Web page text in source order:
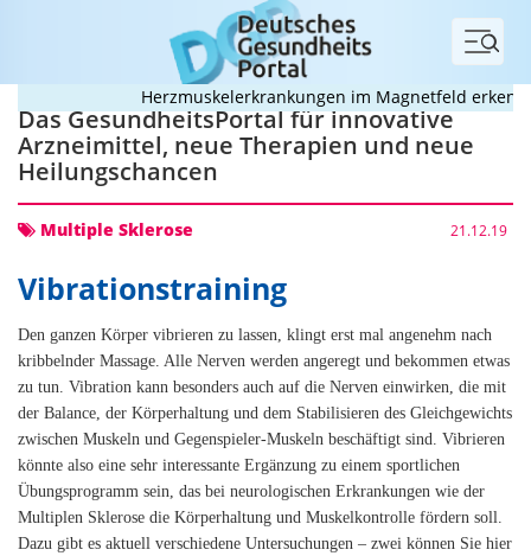
Menü
Herzmuskelerkrankungen im Magnetfeld erkennen
Das GesundheitsPortal für innovative
Arzneimittel, neue Therapien und neue
Heilungschancen
21.12.19
Multiple Sklerose
Vibrationstraining
Den ganzen Körper vibrieren zu lassen, klingt erst mal angenehm nach
kribbelnder Massage. Alle Nerven werden angeregt und bekommen etwas
zu tun. Vibration kann besonders auch auf die Nerven einwirken, die mit
der Balance, der Körperhaltung und dem Stabilisieren des Gleichgewichts
zwischen Muskeln und Gegenspieler-Muskeln beschäftigt sind. Vibrieren
könnte also eine sehr interessante Ergänzung zu einem sportlichen
Übungsprogramm sein, das bei neurologischen Erkrankungen wie der
Multiplen Sklerose die Körperhaltung und Muskelkontrolle fördern soll.
Dazu gibt es aktuell verschiedene Untersuchungen – zwei können Sie hier